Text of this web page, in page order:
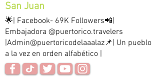
San Juan
🌟| Facebook- 69K Followers📲|
Embajadora @puertorico.travelers
|Admin@puertoricodelaaalaz📌| Un pueblo
a la vez en orden alfabético |